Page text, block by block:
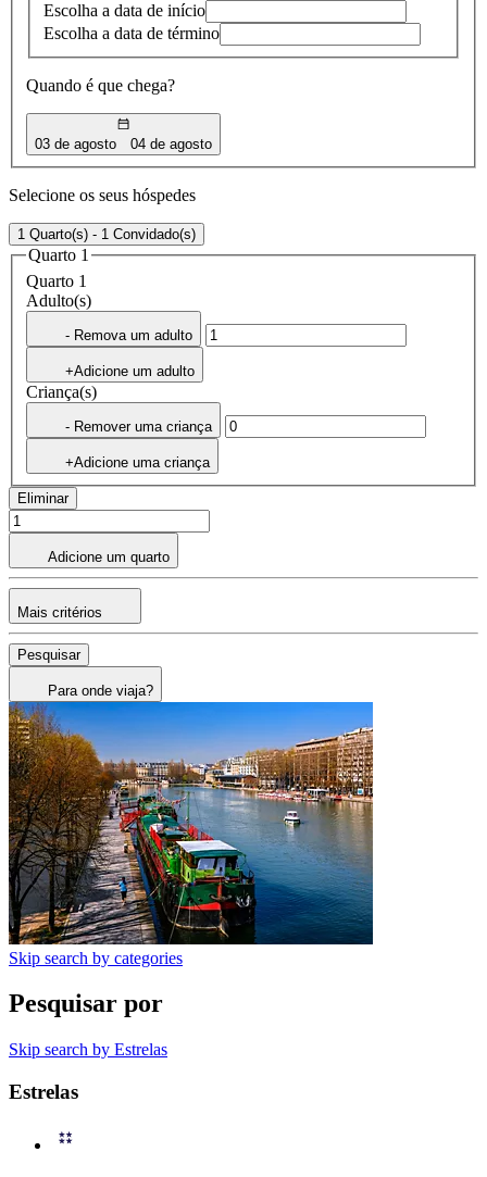
Escolha a data de início
Escolha a data de término
Quando é que chega?
03 de agosto 04 de agosto
Selecione os seus hóspedes
1 Quarto(s) - 1 Convidado(s)
Quarto 1
Quarto 1
Adulto(s)
- Remova um adulto
+Adicione um adulto
Criança(s)
- Remover uma criança
+Adicione uma criança
Eliminar
Adicione um quarto
Mais critérios
Pesquisar
Para onde viaja?
Skip search by categories
Pesquisar por
Skip search by Estrelas
Estrelas